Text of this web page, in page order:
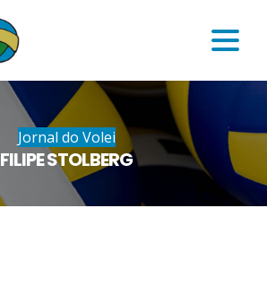
Jornal do Volei
FILIPE STOLBERG